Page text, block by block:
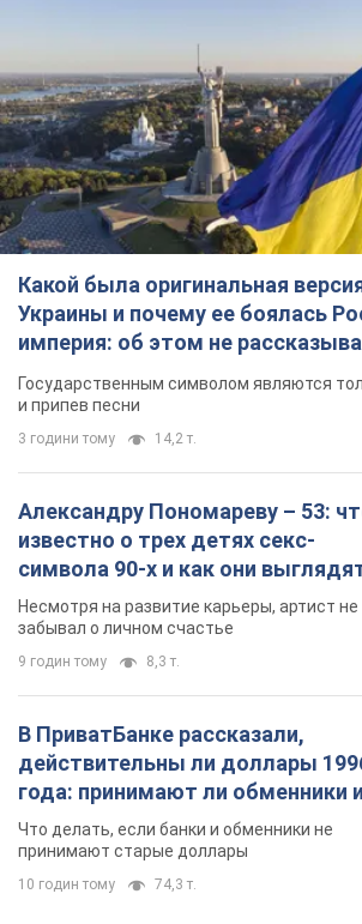
Какой была оригинальная
Украины и почему ее боялась
империя: об этом не
Государственным символом являются
и припев песни
3 години тому 14,2 т.
Александру Пономареву – 53: что
известно о трех детях секс-
символа 90-х и как они выглядят
забывал о личном счастье
действительны ли доллары
года: принимают ли обменники и
банки такие купюры
принимают старые доллары